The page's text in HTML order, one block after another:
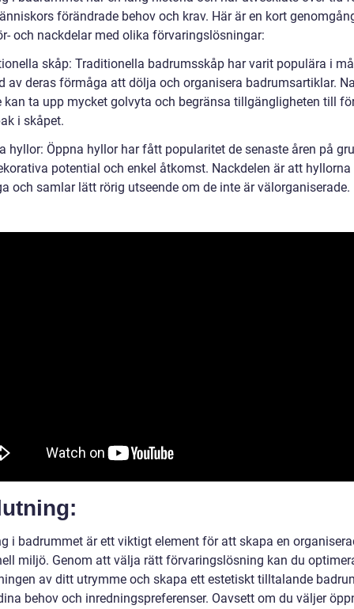
förändrade behov och krav. Här är en kort
och nackdelar med olika förvaringslösningar:
skåp: Traditionella badrumsskåp har varit populära i
av deras förmåga att dölja och organisera badrumsartiklar.
kan ta upp mycket golvyta och begränsa tillgängligheten till
i skåpet.
hyllor: Öppna hyllor har fått popularitet de senaste åren på
potential och enkel åtkomst. Nackdelen är att
och samlar lätt rörig utseende om de inte är välorganiserade.
i badrummet är ett viktigt element för att skapa en
miljö. Genom att välja rätt förvaringslösning kan du
av ditt utrymme och skapa ett estetiskt tilltalande
behov och inredningspreferenser. Oavsett om du väljer